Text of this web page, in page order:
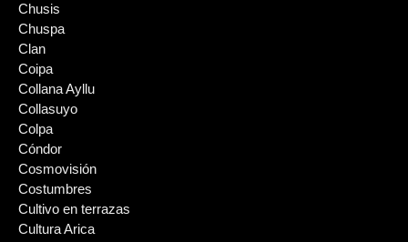
Chusis
Chuspa
Clan
Coipa
Collana Ayllu
Collasuyo
Colpa
Cóndor
Cosmovisión
Costumbres
Cultivo en terrazas
Cultura Arica